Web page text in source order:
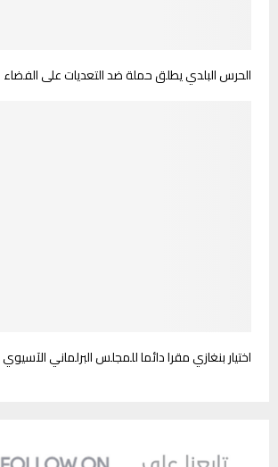
الحرس البلدي يطلق حملة ضد التعديات على الفضاء
اختيار بنغازي مقرا دائما للمجلس البرلماني